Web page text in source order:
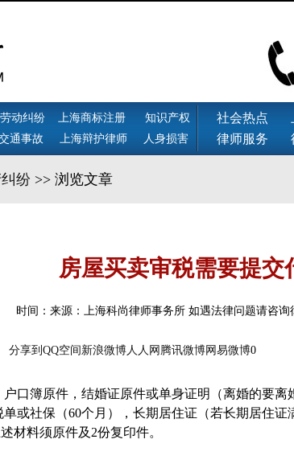
劳动纠纷 上海商标注册
知识产权
通事故 上海辩护律师 人身损害
社会热点
律师服务
纷 >> 浏览文章
房屋买卖审税需要提交
时间：来源：上海科尚律师事务所 如遇法律问题请咨询
分享到 QQ空间 新浪微博人人网 腾讯微博网易微博0
口簿原件，结婚证原件或单身证明（离婚的要离
或社保（60个月），长期居住证（若长期居住
材料须原件及2份复印件。